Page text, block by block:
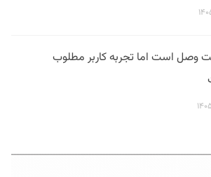
وصل است اما تجربه کاربر مطلوب